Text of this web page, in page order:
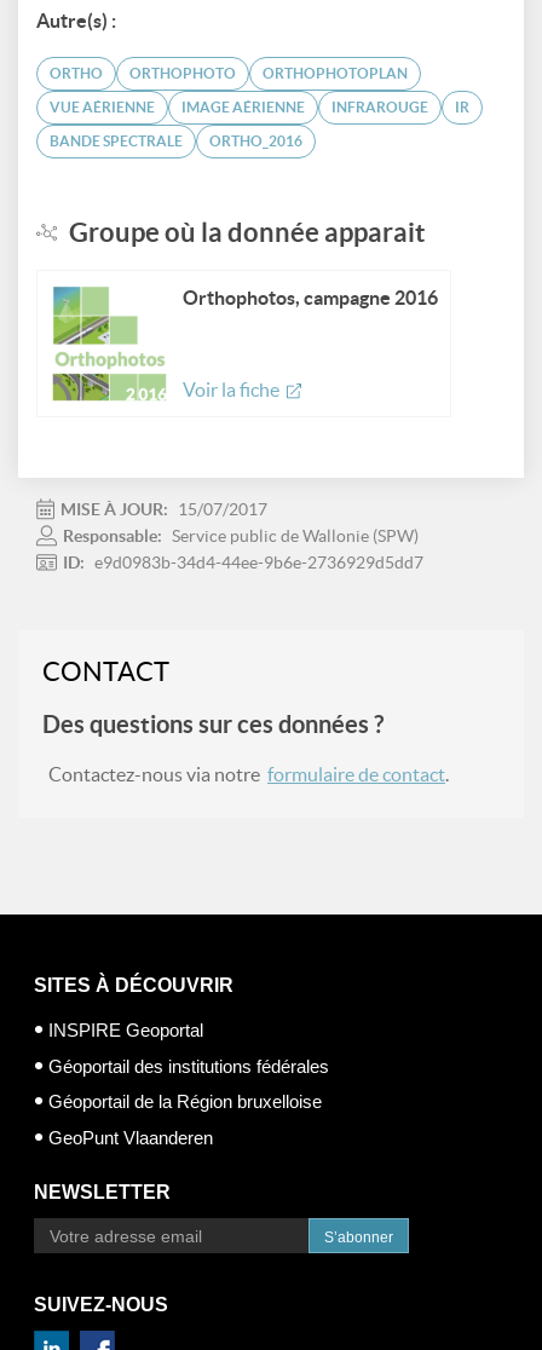
Autre(s) :
ORTHO ORTHOPHOTO ORTHOPHOTOPLAN
VUE AÉRIENNE IMAGE AÉRIENNE INFRAROUGE IR
BANDE SPECTRALE ORTHO_2016
Groupe où la donnée apparait
Orthophotos, campagne 2016
Voir la fiche
MISE À JOUR:
15/07/2017
Responsable: Service public de Wallonie (SPW)
ID: e9d0983b-34d4-44ee-9b6e-2736929d5dd7
CONTACT
Des questions sur ces données ?
Contactez-nous via notre formulaire de contact.
SITES À DÉCOUVRIR
INSPIRE Geoportal
Géoportail des institutions fédérales
Géoportail de la Région bruxelloise
GeoPunt Vlaanderen
NEWSLETTER
S’abonner
SUIVEZ-NOUS